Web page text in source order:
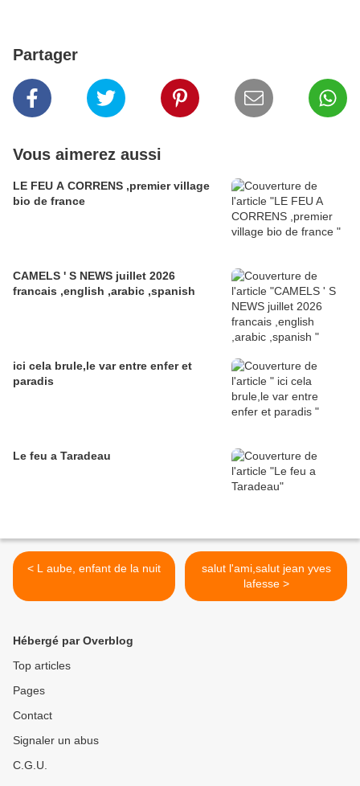
Partager
Vous aimerez aussi
LE FEU A CORRENS ,premier village
bio de france
CAMELS ' S NEWS juillet 2026
francais ,english ,arabic ,spanish
ici cela brule,le var entre enfer et
paradis
Le feu a Taradeau
< L aube, enfant de la nuit
salut l'ami,salut jean yves
lafesse >
Hébergé par Overblog
Top articles
Pages
Contact
Signaler un abus
C.G.U.